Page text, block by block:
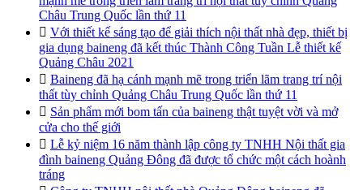
Châu Trung Quốc lần thứ 11
 Với thiết kế sáng tạo để giải thích nội thất nhà đẹp, thiết bị
gia dụng baineng đã kết thúc Thành Công Tuần Lễ thiết kế
Quảng Châu 2021
 Baineng đã hạ cánh mạnh mẽ trong triển lãm trang trí nội
thất tùy chỉnh Quảng Châu Trung Quốc lần thứ 11
 Sản phẩm mới bom tấn của baineng thật tuyệt vời và mở
cửa cho thế giới
 Lễ kỷ niệm 16 năm thành lập công ty TNHH Nội thất gia
đình baineng Quảng Đông đã được tổ chức một cách hoành
tráng